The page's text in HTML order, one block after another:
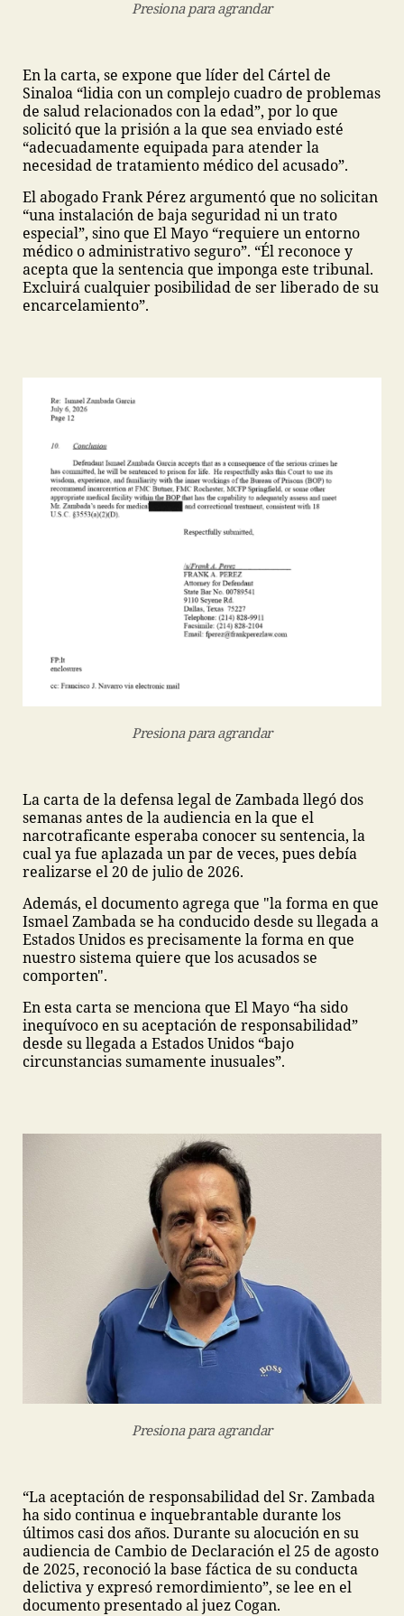
Presiona para agrandar
En la carta, se expone que líder del Cártel de
Sinaloa “lidia con un complejo cuadro de problemas
de salud relacionados con la edad”, por lo que
solicitó que la prisión a la que sea enviado esté
“adecuadamente equipada para atender la
necesidad de tratamiento médico del acusado”.
El abogado Frank Pérez argumentó que no solicitan
“una instalación de baja seguridad ni un trato
especial”, sino que El Mayo “requiere un entorno
médico o administrativo seguro”. “Él reconoce y
acepta que la sentencia que imponga este tribunal.
Excluirá cualquier posibilidad de ser liberado de su
encarcelamiento”.
Presiona para agrandar
La carta de la defensa legal de Zambada llegó dos
semanas antes de la audiencia en la que el
narcotraficante esperaba conocer su sentencia, la
cual ya fue aplazada un par de veces, pues debía
realizarse el 20 de julio de 2026.
Además, el documento agrega que "la forma en que
Ismael Zambada se ha conducido desde su llegada a
Estados Unidos es precisamente la forma en que
nuestro sistema quiere que los acusados se
comporten".
En esta carta se menciona que El Mayo “ha sido
inequívoco en su aceptación de responsabilidad”
desde su llegada a Estados Unidos “bajo
circunstancias sumamente inusuales”.
Presiona para agrandar
“La aceptación de responsabilidad del Sr. Zambada
ha sido continua e inquebrantable durante los
últimos casi dos años. Durante su alocución en su
audiencia de Cambio de Declaración el 25 de agosto
de 2025, reconoció la base fáctica de su conducta
delictiva y expresó remordimiento”, se lee en el
documento presentado al juez Cogan.